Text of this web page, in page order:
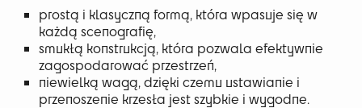
prostą i klasyczną formą, która wpasuje się w
każdą scenografię,
smukłą konstrukcją, która pozwala efektywnie
zagospodarować przestrzeń,
niewielką wagą, dzięki czemu ustawianie i
przenoszenie krzesła jest szybkie i wygodne.